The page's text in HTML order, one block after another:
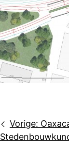
Bericht
navigatie
Vorige: